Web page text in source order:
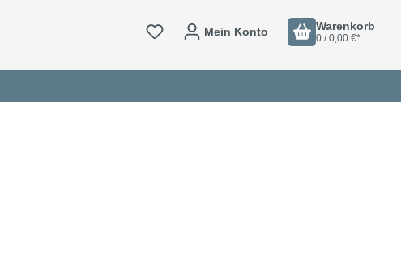
Mein Konto Warenkorb
0 / 0,00 €*